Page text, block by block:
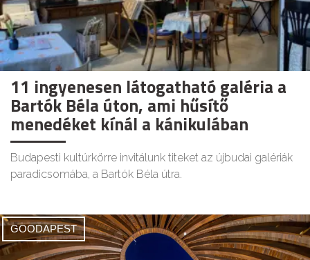
11 ingyenesen látogatható galéria a
Bartók Béla úton, ami hűsítő
menedéket kínál a kánikulában
Budapesti kultúrkörre invitálunk titeket az újbudai galériák
paradicsomába, a Bartók Béla útra.
GOODAPEST